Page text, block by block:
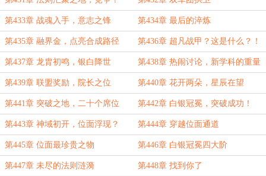
第433章 战魂入手，意志之锋 第434章 最后的淬炼
第435章 融界金，点亮合成路径 第436章 超凡战甲？这是什么？！
第437章 龙胄初鸣，银白降世 第438章 热闹讨论，新学科的重量
第439章 联盟奖励，院长之位 第440章 花开两朵，星辰在望
第441章 突破之地，二十个席位 第442章 白银冠冕，突破成功！
第443章 神域初开，位面浮现？ 第444章 穿越位面通道
第445章 位面最珍贵之物 第446章 白银冠冕四大阶
第447章 未尽的法则涟漪 第448章 找到你了